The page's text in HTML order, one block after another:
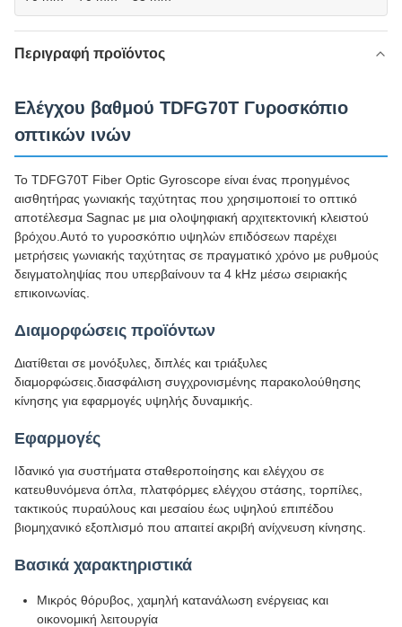
Περιγραφή προϊόντος
Ελέγχου βαθμού TDFG70T Γυροσκόπιο
οπτικών ινών
Το TDFG70T Fiber Optic Gyroscope είναι ένας προηγμένος
αισθητήρας γωνιακής ταχύτητας που χρησιμοποιεί το οπτικό
αποτέλεσμα Sagnac με μια ολοψηφιακή αρχιτεκτονική κλειστού
βρόχου.Αυτό το γυροσκόπιο υψηλών επιδόσεων παρέχει
μετρήσεις γωνιακής ταχύτητας σε πραγματικό χρόνο με ρυθμούς
δειγματοληψίας που υπερβαίνουν τα 4 kHz μέσω σειριακής
επικοινωνίας.
Διαμορφώσεις προϊόντων
Διατίθεται σε μονόξυλες, διπλές και τριάξυλες
διαμορφώσεις.διασφάλιση συγχρονισμένης παρακολούθησης
κίνησης για εφαρμογές υψηλής δυναμικής.
Εφαρμογές
Ιδανικό για συστήματα σταθεροποίησης και ελέγχου σε
κατευθυνόμενα όπλα, πλατφόρμες ελέγχου στάσης, τορπίλες,
τακτικούς πυραύλους και μεσαίου έως υψηλού επιπέδου
βιομηχανικό εξοπλισμό που απαιτεί ακριβή ανίχνευση κίνησης.
Βασικά χαρακτηριστικά
Μικρός θόρυβος, χαμηλή κατανάλωση ενέργειας και
οικονομική λειτουργία